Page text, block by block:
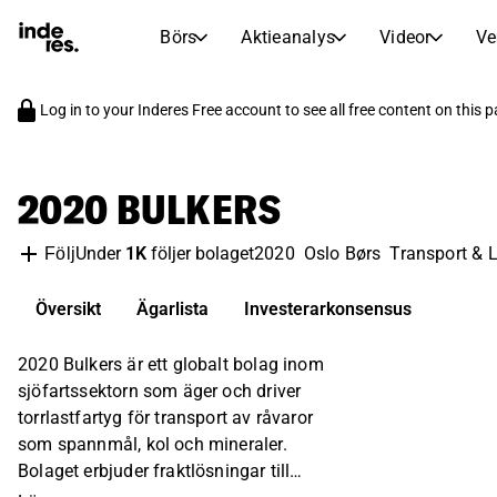
Börs Aktieanalys Videor
AKTIEMARKNADER
Morgonrapport
Utdelningskalender
Kommande och tidigare utdelningar
AKTIEFORSKNING
Artiklar
Inderes modellportfölj
Femme
inderesTV
Aktiejämförelse
Insideraffärer
Compound Interest Calculator
Log in to your Inderes Free account to see all free content on this
2020 BULKERS
FöljUnder 1K följer bolaget2020 Oslo Børs Transport &
Översikt Ägarlista Investerarkonsensus
2020 Bulkers är ett globalt bolag inom
sjöfartssektorn som äger och driver
torrlastfartyg för transport av råvaror
som spannmål, kol och mineraler.
Bolaget erbjuder fraktlösningar till